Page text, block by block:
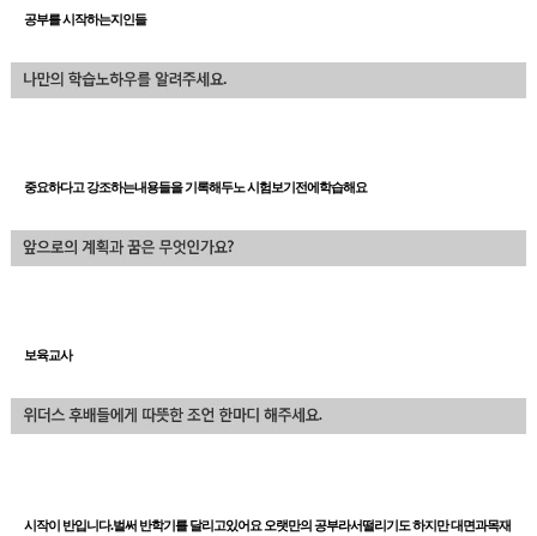
공부를 시작하는지인들
중요하다고 강조하는내용들을 기록해두노 시험보기전에학습해요
보육교사
시작이 반입니다.벌써 반학기를 달리고있어요 오랫만의 공부라서떨리기도 하지만 대면과목재